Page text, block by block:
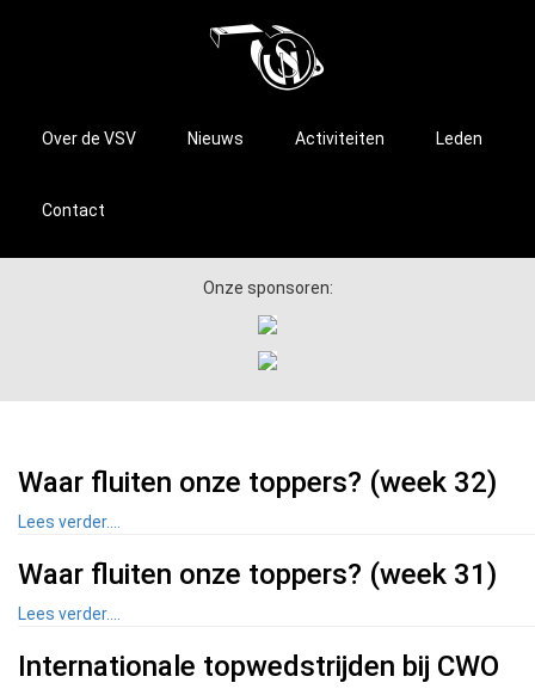
Over de VSV Nieuws Activiteiten Leden
Contact
Onze sponsoren:
Waar fluiten onze toppers? (week 32)
Lees verder....
Waar fluiten onze toppers? (week 31)
Lees verder....
Internationale topwedstrijden bij CWO